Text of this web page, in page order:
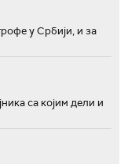
у Србији, и за
са којим дели и